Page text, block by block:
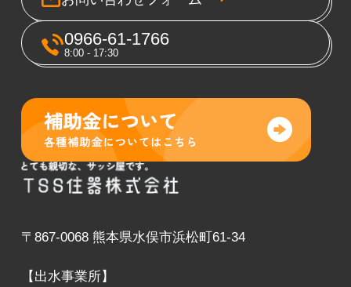
0966-61-1766
8:00 - 17:30
〒867-0068 熊本県水俣市浜松町61-34
【出水事業所】